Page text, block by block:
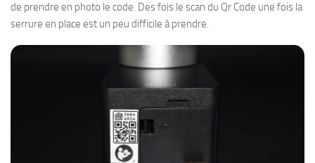
de prendre en photo le code. Des fois le scan du Qr Code une fois la
serrure en place est un peu difficile à prendre.